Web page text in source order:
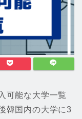
可能な大学一覧
韓国内の大学に3